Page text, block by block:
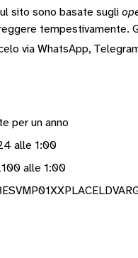
sito sono basate sugli
tempestivamente.
via WhatsApp,
per un anno
alle 1:00
alle 1:00